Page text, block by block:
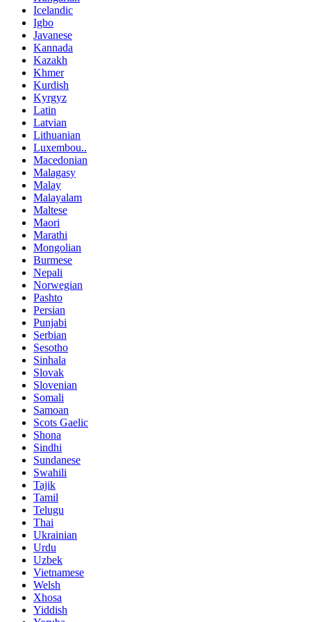
Icelandic
Igbo
Javanese
Kannada
Kazakh
Khmer
Kurdish
Kyrgyz
Latin
Latvian
Lithuanian
Luxembou..
Macedonian
Malagasy
Malay
Malayalam
Maltese
Maori
Marathi
Mongolian
Burmese
Nepali
Norwegian
Pashto
Persian
Punjabi
Serbian
Sesotho
Sinhala
Slovak
Slovenian
Somali
Samoan
Scots Gaelic
Shona
Sindhi
Sundanese
Swahili
Tajik
Tamil
Telugu
Thai
Ukrainian
Urdu
Uzbek
Vietnamese
Welsh
Xhosa
Yiddish